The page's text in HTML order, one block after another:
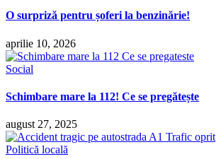
O surpriză pentru șoferi la benzinărie!
aprilie 10, 2026
Social
Schimbare mare la 112! Ce se pregătește
august 27, 2025
Politică locală